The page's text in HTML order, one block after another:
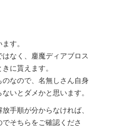
す。
なく、鏖魔ディアブロス
に貰えます。
なので、名無しさん自身
いとダメかと思います。
手順が分からなければ、
そちらをご確認くださ